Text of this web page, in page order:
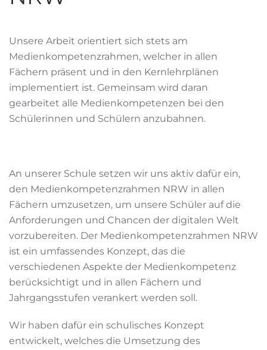
Unsere Arbeit orientiert sich stets am
Medienkompetenzrahmen, welcher in allen
Fächern präsent und in den Kernlehrplänen
implementiert ist. Gemeinsam wird daran
gearbeitet alle Medienkompetenzen bei den
Schülerinnen und Schülern anzubahnen.
An unserer Schule setzen wir uns aktiv dafür ein,
den Medienkompetenzrahmen NRW in allen
Fächern umzusetzen, um unsere Schüler auf die
Anforderungen und Chancen der digitalen Welt
vorzubereiten. Der Medienkompetenzrahmen NRW
ist ein umfassendes Konzept, das die
verschiedenen Aspekte der Medienkompetenz
berücksichtigt und in allen Fächern und
Jahrgangsstufen verankert werden soll.
Wir haben dafür ein schulisches Konzept
entwickelt, welches die Umsetzung des